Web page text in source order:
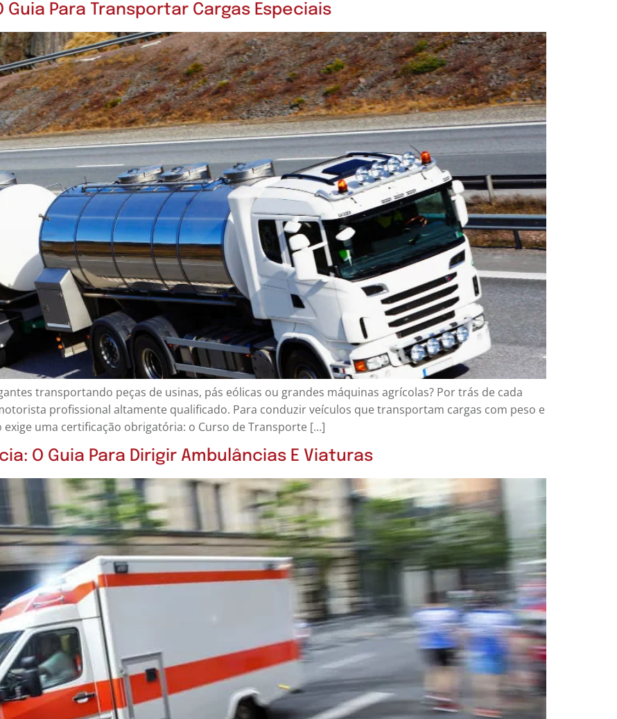
Guia Para Transportar Cargas Especiais
transportando peças de usinas, pás eólicas ou grandes máquinas agrícolas? Por trás de cada
profissional altamente qualificado. Para conduzir veículos que transportam cargas com peso e
uma certificação obrigatória: o Curso de Transporte […]
O Guia Para Dirigir Ambulâncias E Viaturas